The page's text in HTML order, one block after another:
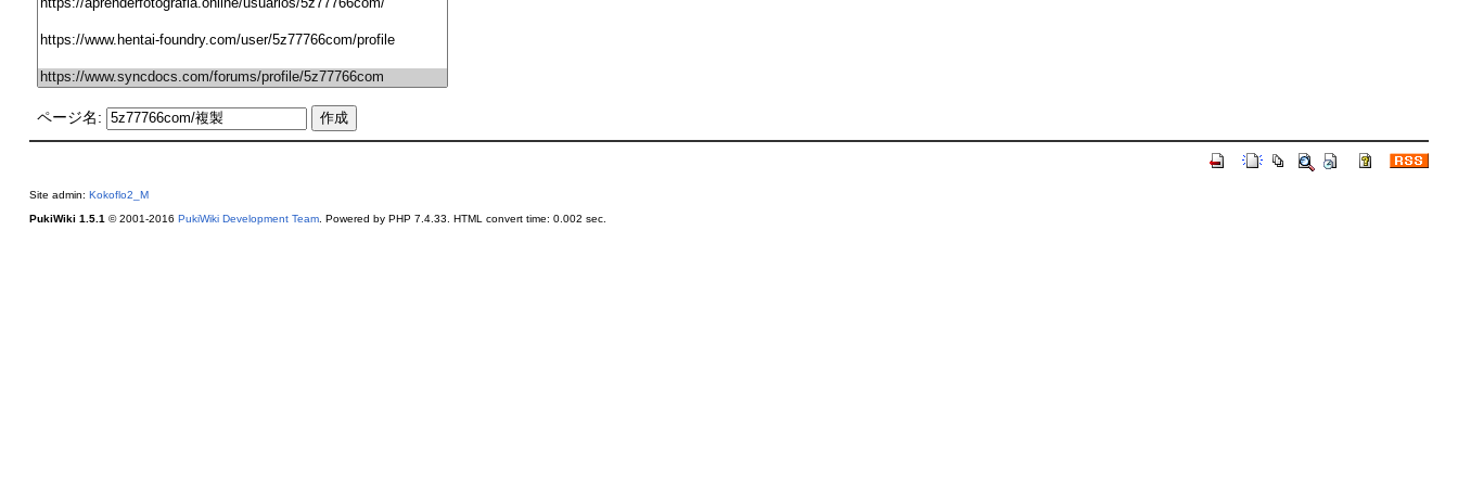
ページ名:
Site admin: Kokoflo2_M
PukiWiki 1.5.1 © 2001-2016 PukiWiki Development Team. Powered by PHP 7.4.33. HTML convert time: 0.002 sec.